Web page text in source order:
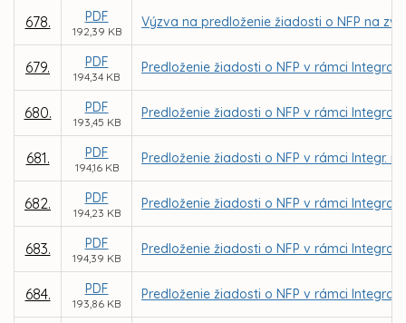
678. PDF
192,39 KB
Výzva na predloženie žiadosti o NFP na
679. PDF
194,34 KB
Predloženie žiadosti o NFP v rámci
680. PDF
193,45 KB
Predloženie žiadosti o NFP v rámci
681. PDF
194,16 KB
Predloženie žiadosti o NFP v rámci Integr.
682. PDF
194,23 KB
Predloženie žiadosti o NFP v rámci
683. PDF
194,39 KB
Predloženie žiadosti o NFP v rámci
684. PDF
193,86 KB
Predloženie žiadosti o NFP v rámci